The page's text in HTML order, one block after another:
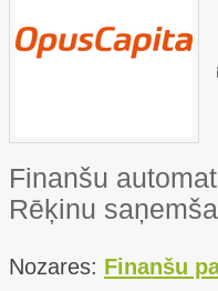
Finanšu
Rēķinu
Nozares: Finanšu